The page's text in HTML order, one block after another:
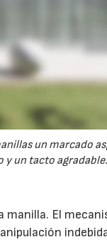
un marcado
un tacto agradable.
El